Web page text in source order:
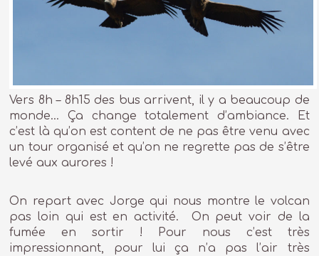
Vers 8h – 8h15 des bus arrivent, il y a beaucoup de
monde… Ça change totalement d’ambiance. Et
c’est là qu’on est content de ne pas être venu avec
un tour organisé et qu’on ne regrette pas de s’être
levé aux aurores !
On repart avec Jorge qui nous montre le volcan
pas loin qui est en activité. On peut voir de la
fumée en sortir ! Pour nous c’est très
impressionnant, pour lui ça n’a pas l’air très